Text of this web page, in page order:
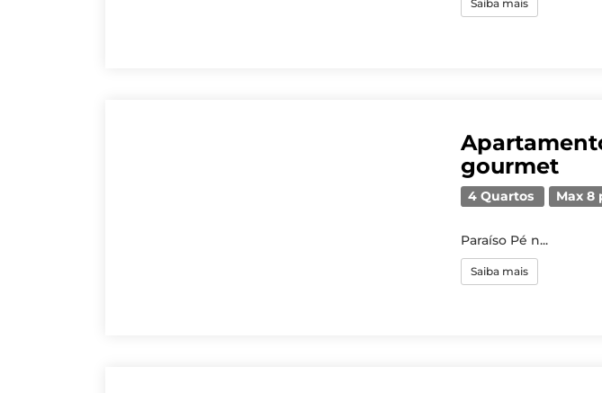
Saiba mais
gourmet
4 Quartos Max 8
Paraíso Pé n...
Saiba mais